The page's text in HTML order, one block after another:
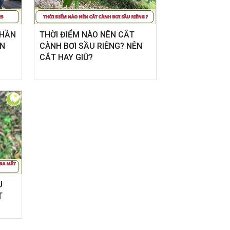
THỜI ĐIỂM NÀO NÊN CẮT
CÀNH BƠI SẦU RIÊNG? NÊN
CẮT HAY GIỮ?
vườn chủ động thời điểm thu hoạch.